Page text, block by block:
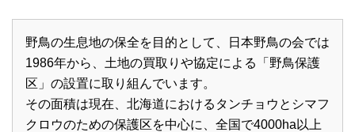
野鳥の生息地の保全を目的として、日本野鳥の会では
1986年から、土地の買取りや協定による「野鳥保護
区」の設置に取り組んでいます。
その面積は現在、北海道におけるタンチョウとシマフ
クロウのための保護区を中心に、全国で4000ha以上